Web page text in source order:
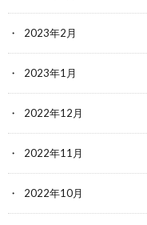
2023年2月
2023年1月
2022年12月
2022年11月
2022年10月